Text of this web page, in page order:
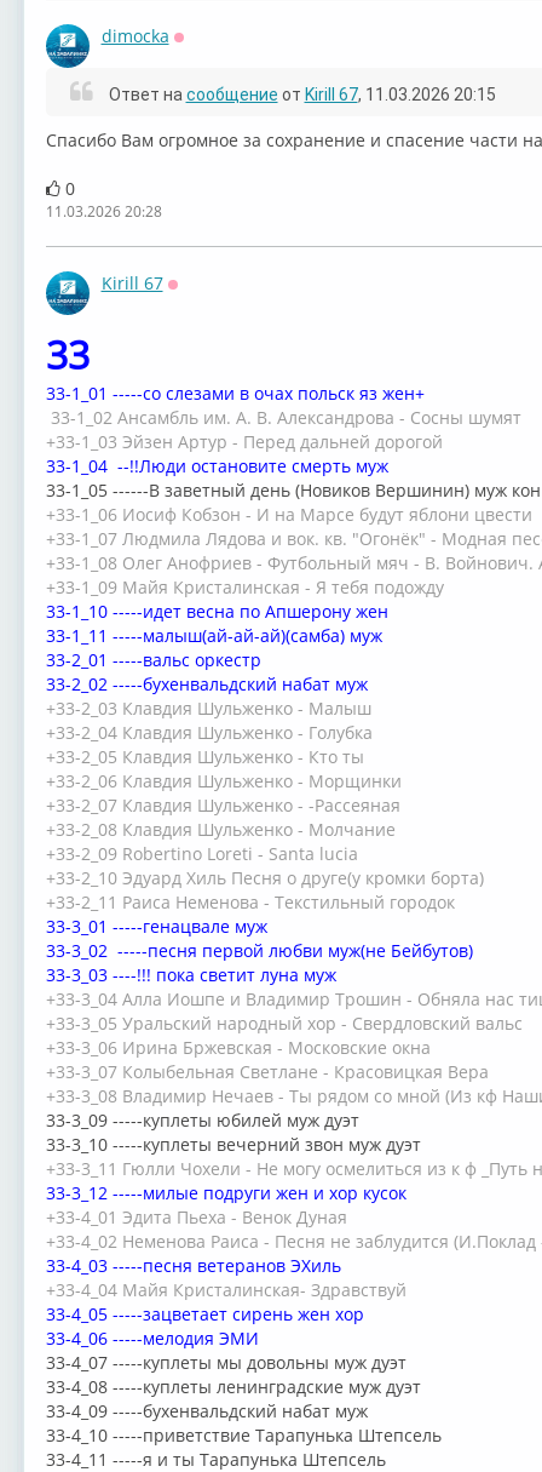
dimocka
Ответ на сообщение от Kirill 67, 11.03.2026 20:15
Спасибо Вам огромное за сохранение и спасение части
0
11.03.2026 20:28
Kirill 67
33
33-1_01 -----со слезами в
33-1_02 Ансамбль им. А. В. Александрова - Сосны шумят
+33-1_03 Эйзен Артур - Перед дальней дорогой
33-1_04 --!!Люди остановите смерть муж
33-1_05 ------В заветный день (Новиков Вершинин) муж
+33-1_06 Иосиф Кобзон - И на Марсе будут яблони цвести
+33-1_07 Людмила Лядова и вок. кв. "Огонёк" - Модная
+33-1_08 Олег Анофриев - Футбольный мяч - В. Войнович.
+33-1_09 Майя Кристалинская - Я тебя подожду
33-1_10 -----идет весна по Апшерону жен
33-1_11 -----малыш(ай-ай-ай)(самба) муж
33-2_01 -----вальс оркестр
33-2_02 -----бухенвальдский набат муж
+33-2_03 Клавдия Шульженко - Малыш
+33-2_04 Клавдия Шульженко - Голубка
+33-2_05 Клавдия Шульженко - Кто ты
+33-2_06 Клавдия Шульженко - Морщинки
+33-2_07 Клавдия Шульженко - -Рассеяная
+33-2_08 Клавдия Шульженко - Молчание
+33-2_09 Robertino Loreti - Santa lucia
+33-2_10 Эдуард Хиль Песня о друге(у кромки борта)
+33-2_11 Раиса Неменова - Текстильный городок
33-3_01 -----генацвале муж
33-3_02 -----песня первой любви муж(не Бейбутов)
33-3_03 ----!!! пока светит луна муж
+33-3_04 Алла Иошпе и Владимир Трошин - Обняла нас
+33-3_05 Уральский народный хор - Свердловский вальс
+33-3_06 Ирина Бржевская - Московские окна
+33-3_07 Колыбельная Светлане - Красовицкая Вера
+33-3_08 Владимир Нечаев - Ты рядом со мной (Из кф
33-3_09 -----куплеты юбилей муж дуэт
33-3_10 -----куплеты вечерний звон муж дуэт
+33-3_11 Гюлли Чохели - Не могу осмелиться из к ф _Путь
33-3_12 -----милые подруги жен и хор кусок
+33-4_01 Эдита Пьеха - Венок Дуная
+33-4_02 Неменова Раиса - Песня не заблудится
33-4_03 -----песня ветеранов ЭХиль
+33-4_04 Майя Кристалинская- Здравствуй
33-4_05 -----зацветает сирень жен хор
33-4_06 -----мелодия ЭМИ
33-4_07 -----куплеты мы довольны муж дуэт
33-4_08 -----куплеты ленинградские муж дуэт
33-4_09 -----бухенвальдский набат муж
33-4_10 -----приветствие Тарапунька Штепсель
33-4_11 -----я и ты Тарапунька Штепсель